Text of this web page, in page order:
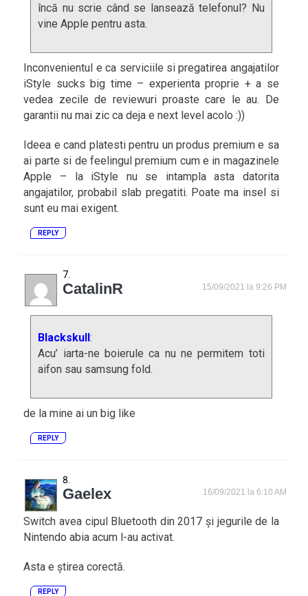
încă nu scrie când se lansează telefonul? Nu
vine Apple pentru asta.
Inconvenientul e ca serviciile si pregatirea angajatilor
iStyle sucks big time – experienta proprie + a se
vedea zecile de reviewuri proaste care le au. De
garantii nu mai zic ca deja e next level acolo :))
Ideea e cand platesti pentru un produs premium e sa
ai parte si de feelingul premium cum e in magazinele
Apple – la iStyle nu se intampla asta datorita
angajatilor, probabil slab pregatiti. Poate ma insel si
sunt eu mai exigent.
REPLY
CatalinR 15/09/2021 la 9:26 PM
Blackskull:
Acu’ iarta-ne boierule ca nu ne permitem toti
aifon sau samsung fold.
de la mine ai un big like
REPLY
Gaelex 16/09/2021 la 6:10 AM
Switch avea cipul Bluetooth din 2017 și jegurile de la
Nintendo abia acum l-au activat.
Asta e știrea corectă.
REPLY